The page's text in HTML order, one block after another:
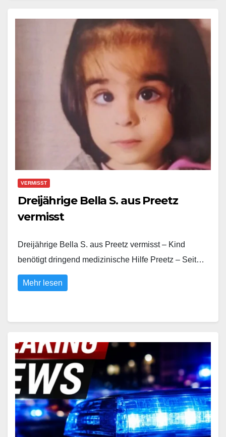
VERMISST
Dreijährige Bella S. aus Preetz
vermisst
Dreijährige Bella S. aus Preetz vermisst – Kind
benötigt dringend medizinische Hilfe Preetz – Seit…
Mehr lesen